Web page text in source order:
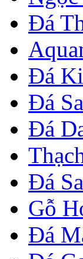
Đá
Đá
Đá
Đá
Đá
Gỗ
Đá